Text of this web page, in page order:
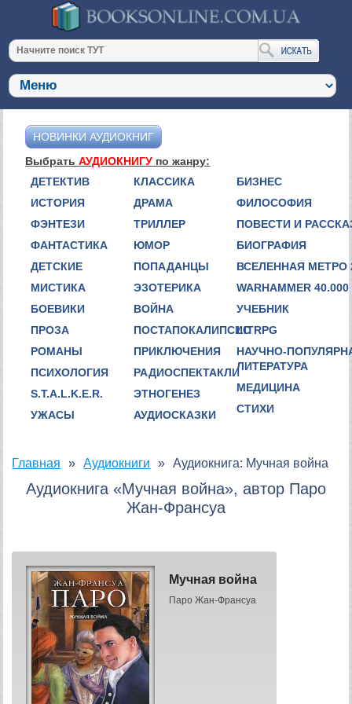
НОВИНКИ АУДИОКНИГ
ВыбратьАУДИОКНИГУ по жанру:
ДЕТЕКТИВ
ИСТОРИЯ
ФЭНТЕЗИ
ФАНТАСТИКА
ДЕТСКИЕ
МИСТИКА
БОЕВИКИ
ПРОЗА
РОМАНЫ
ПСИХОЛОГИЯ
S.T.A.L.K.E.R.
УЖАСЫ
КЛАССИКА
ДРАМА
ТРИЛЛЕР
ЮМОР
ПОПАДАНЦЫ
ЭЗОТЕРИКА
ВОЙНА
ПОСТАПОКАЛИПСИС
ПРИКЛЮЧЕНИЯ
РАДИОСПЕКТАКЛИ
ЭТНОГЕНЕЗ
АУДИОСКАЗКИ
БИЗНЕС
ФИЛОСОФИЯ
ПОВЕСТИ И
БИОГРАФИЯ
ВСЕЛЕННАЯ МЕТРО
WARHAMMER 40.000
УЧЕБНИК
LITRPG
НАУЧНО-
ЛИТЕРАТУРА
МЕДИЦИНА
СТИХИ
Главная Аудиокниги Аудиокнига: Мучная война
Аудиокнига «Мучная война», автор Паро
Жан-Франсуа
Мучная война
Паро Жан-Франсуа